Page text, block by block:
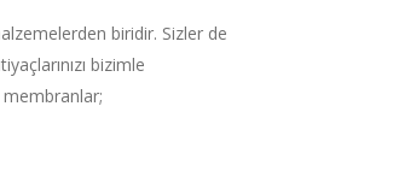
biridir. Sizler de
bizimle
membranlar;